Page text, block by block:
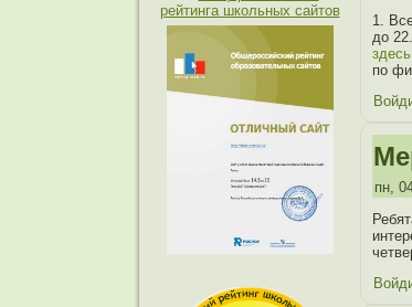
1.
до
здесь
по
пн,